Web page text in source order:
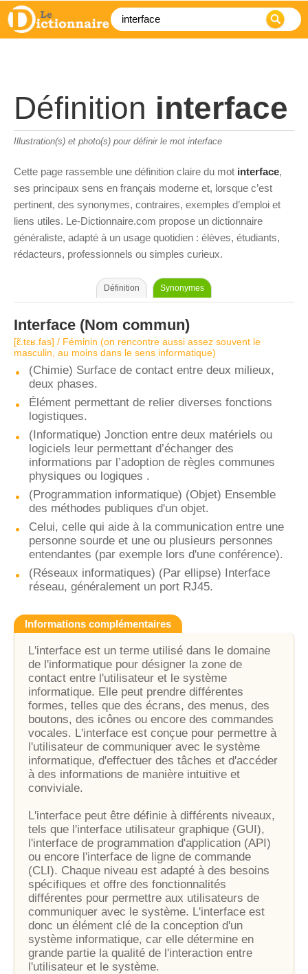
Définition interface
Illustration(s) et photo(s) pour définir le mot interface
Cette page rassemble une définition claire du mot interface,
ses principaux sens en français moderne et, lorsque c’est
pertinent, des synonymes, contraires, exemples d’emploi et
liens utiles. Le-Dictionnaire.com propose un dictionnaire
généraliste, adapté à un usage quotidien : élèves, étudiants,
rédacteurs, professionnels ou simples curieux.
Définition Synonymes
Interface (Nom commun)
[ɛ̃.tɛʁ.fas] / Féminin (on rencontre aussi assez souvent le
masculin, au moins dans le sens informatique)
(Chimie) Surface de contact entre deux milieux,
deux phases.
Élément permettant de relier diverses fonctions
logistiques.
(Informatique) Jonction entre deux matériels ou
logiciels leur permettant d’échanger des
informations par l’adoption de règles communes
physiques ou logiques .
(Programmation informatique) (Objet) Ensemble
des méthodes publiques d'un objet.
Celui, celle qui aide à la communication entre une
personne sourde et une ou plusieurs personnes
entendantes (par exemple lors d'une conférence).
(Réseaux informatiques) (Par ellipse) Interface
réseau, généralement un port RJ45.
Informations complémentaires
L'interface est un terme utilisé dans le domaine
de l'informatique pour désigner la zone de
contact entre l'utilisateur et le système
informatique. Elle peut prendre différentes
formes, telles que des écrans, des menus, des
boutons, des icônes ou encore des commandes
vocales. L'interface est conçue pour permettre à
l'utilisateur de communiquer avec le système
informatique, d'effectuer des tâches et d'accéder
à des informations de manière intuitive et
conviviale.
L'interface peut être définie à différents niveaux,
tels que l'interface utilisateur graphique (GUI),
l'interface de programmation d'application (API)
ou encore l'interface de ligne de commande
(CLI). Chaque niveau est adapté à des besoins
spécifiques et offre des fonctionnalités
différentes pour permettre aux utilisateurs de
communiquer avec le système. L'interface est
donc un élément clé de la conception d'un
système informatique, car elle détermine en
grande partie la qualité de l'interaction entre
l'utilisateur et le système.